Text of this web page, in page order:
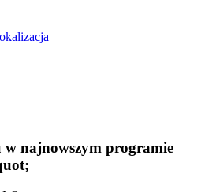
najnowszym programie